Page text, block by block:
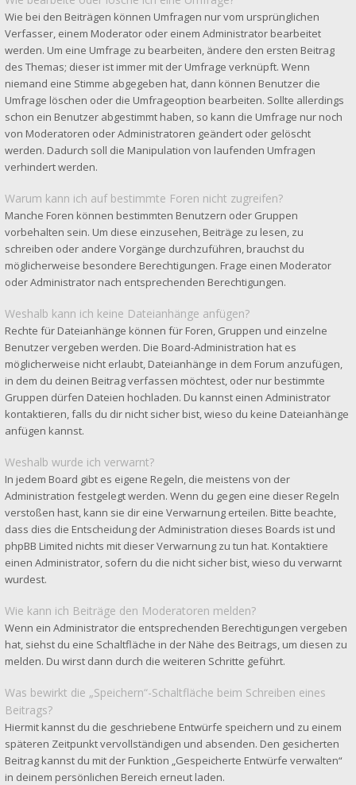
Wie bei den Beiträgen können Umfragen nur vom ursprünglichen
Verfasser, einem Moderator oder einem Administrator bearbeitet
werden. Um eine Umfrage zu bearbeiten, ändere den ersten Beitrag
des Themas; dieser ist immer mit der Umfrage verknüpft. Wenn
niemand eine Stimme abgegeben hat, dann können Benutzer die
Umfrage löschen oder die Umfrageoption bearbeiten. Sollte allerdings
schon ein Benutzer abgestimmt haben, so kann die Umfrage nur noch
von Moderatoren oder Administratoren geändert oder gelöscht
werden. Dadurch soll die Manipulation von laufenden Umfragen
verhindert werden.
Warum kann ich auf bestimmte Foren nicht zugreifen?
Manche Foren können bestimmten Benutzern oder Gruppen
vorbehalten sein. Um diese einzusehen, Beiträge zu lesen, zu
schreiben oder andere Vorgänge durchzuführen, brauchst du
möglicherweise besondere Berechtigungen. Frage einen Moderator
oder Administrator nach entsprechenden Berechtigungen.
Weshalb kann ich keine Dateianhänge anfügen?
Rechte für Dateianhänge können für Foren, Gruppen und einzelne
Benutzer vergeben werden. Die Board-Administration hat es
möglicherweise nicht erlaubt, Dateianhänge in dem Forum anzufügen,
in dem du deinen Beitrag verfassen möchtest, oder nur bestimmte
Gruppen dürfen Dateien hochladen. Du kannst einen Administrator
kontaktieren, falls du dir nicht sicher bist, wieso du keine Dateianhänge
anfügen kannst.
Weshalb wurde ich verwarnt?
In jedem Board gibt es eigene Regeln, die meistens von der
Administration festgelegt werden. Wenn du gegen eine dieser Regeln
verstoßen hast, kann sie dir eine Verwarnung erteilen. Bitte beachte,
dass dies die Entscheidung der Administration dieses Boards ist und
phpBB Limited nichts mit dieser Verwarnung zu tun hat. Kontaktiere
einen Administrator, sofern du die nicht sicher bist, wieso du verwarnt
wurdest.
Wie kann ich Beiträge den Moderatoren melden?
Wenn ein Administrator die entsprechenden Berechtigungen vergeben
hat, siehst du eine Schaltfläche in der Nähe des Beitrags, um diesen zu
melden. Du wirst dann durch die weiteren Schritte geführt.
Was bewirkt die „Speichern“-Schaltfläche beim Schreiben eines
Beitrags?
Hiermit kannst du die geschriebene Entwürfe speichern und zu einem
späteren Zeitpunkt vervollständigen und absenden. Den gesicherten
Beitrag kannst du mit der Funktion „Gespeicherte Entwürfe verwalten“
in deinem persönlichen Bereich erneut laden.